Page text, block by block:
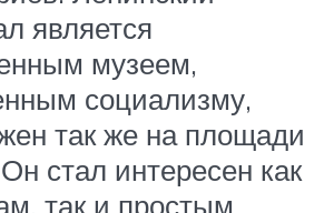
является
музеем,
социализму,
так же на площади
стал интересен как
так и простым